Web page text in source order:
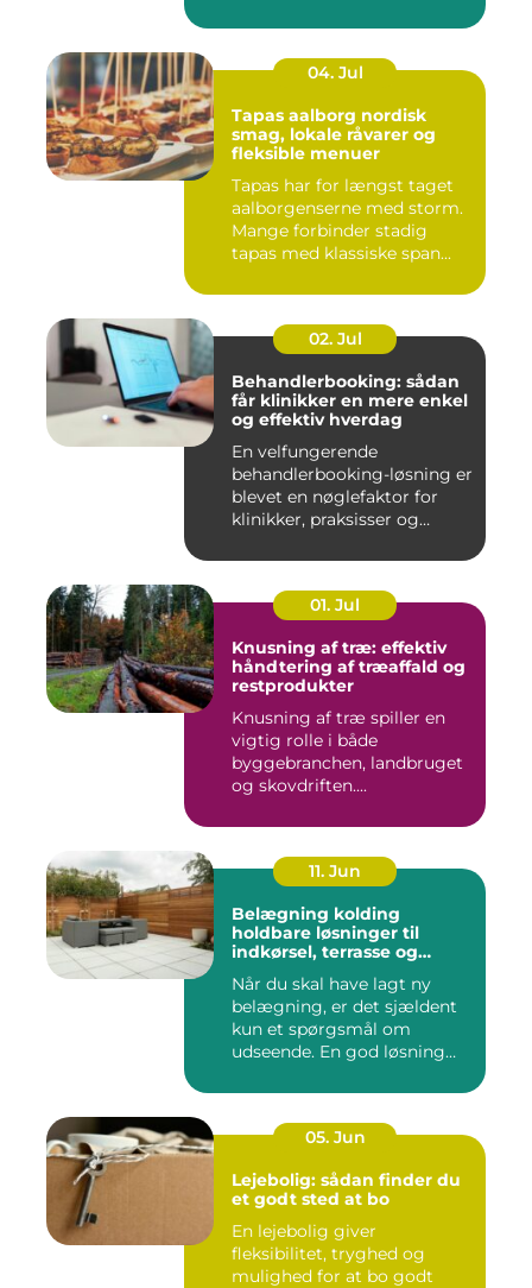
04. Jul
Tapas aalborg nordisk
smag, lokale råvarer og
fleksible menuer
Tapas har for længst taget
aalborgenserne med storm.
Mange forbinder stadig
tapas med klassiske span...
02. Jul
Behandlerbooking: sådan
får klinikker en mere enkel
og effektiv hverdag
En velfungerende
behandlerbooking-løsning er
blevet en nøglefaktor for
klinikker, praksisser og
01. Jul
Knusning af træ: effektiv
håndtering af træaffald og
restprodukter
Knusning af træ spiller en
vigtig rolle i både
byggebranchen, landbruget
og skovdriften....
11. Jun
Belægning kolding
holdbare løsninger til
indkørsel, terrasse og
Når du skal have lagt ny
belægning, er det sjældent
kun et spørgsmål om
udseende. En god løsning
05. Jun
Lejebolig: sådan finder du
et godt sted at bo
En lejebolig giver
fleksibilitet, tryghed og
mulighed for at bo godt